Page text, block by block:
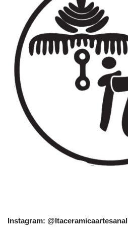
Instagram: @Itaceramicaartesanal